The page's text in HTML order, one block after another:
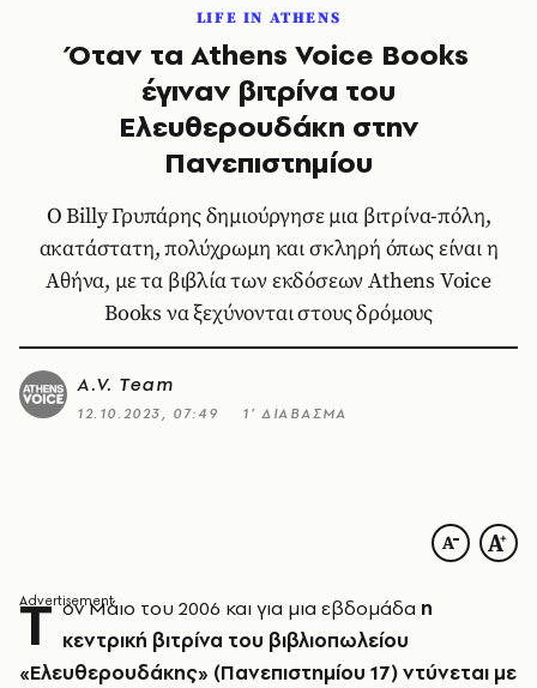
LIFE IN ATHENS
Όταν τα Athens Voice Books
έγιναν βιτρίνα του
Ελευθερουδάκη στην
Πανεπιστημίου
Ο Billy Γρυπάρης δημιούργησε µια βιτρίνα-πόλη,
ακατάστατη, πολύχρωμη και σκληρή όπως είναι η
Αθήνα, με τα βιβλία των εκδόσεων Athens Voice
Books να ξεχύνονται στους δρόμους
A.V. Team
12.10.2023, 07:49 1’ ΔΙΑΒΑΣΜΑ
Τ ον Μάιο του 2006 και για µια εβδομάδα η
κεντρική βιτρίνα του βιβλιοπωλείου
«Ελευθερουδάκης» (Πανεπιστηµίου 17) ντύνεται µε